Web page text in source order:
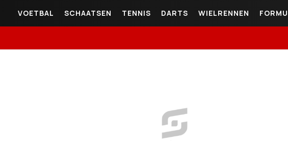
VOETBAL SCHAATSEN TENNIS DARTS WIELRENNEN